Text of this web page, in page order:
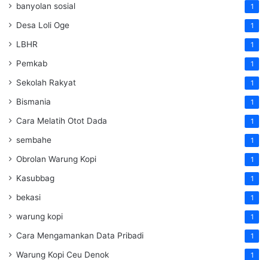
banyolan sosial 1
Desa Loli Oge 1
LBHR 1
Pemkab 1
Sekolah Rakyat 1
Bismania 1
Cara Melatih Otot Dada 1
sembahe 1
Obrolan Warung Kopi 1
Kasubbag 1
bekasi 1
warung kopi 1
Cara Mengamankan Data Pribadi 1
Warung Kopi Ceu Denok 1